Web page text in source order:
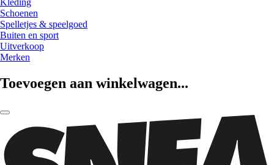
Kleding
Schoenen
Spelletjes & speelgoed
Buiten en sport
Uitverkoop
Merken
Toevoegen aan winkelwagen...